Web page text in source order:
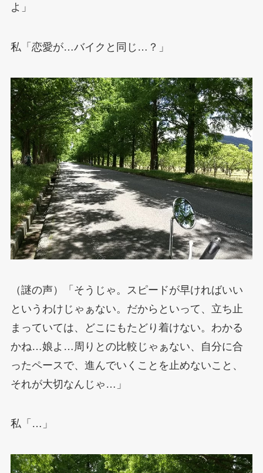
よ」
私「恋愛が…バイクと同じ…？」
（謎の声）「そうじゃ。スピードが早ければいい
というわけじゃぁない。だからといって、立ち止
まっていては、どこにもたどり着けない。わかる
かね…娘よ…周りとの比較じゃぁない、自分に合
ったペースで、進んでいくことを止めないこと、
それが大切なんじゃ…」
私「…」